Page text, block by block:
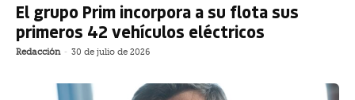
El grupo Prim incorpora a su flota sus
primeros 42 vehículos eléctricos
Redacción - 30 de julio de 2026